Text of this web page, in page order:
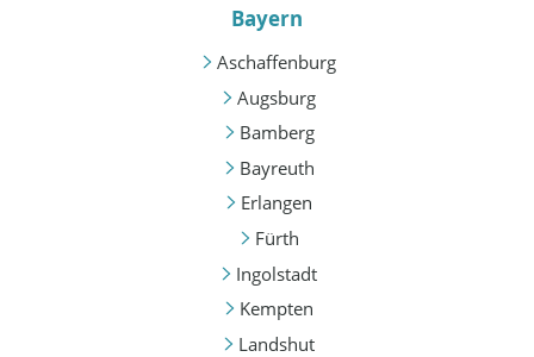
Bayern
Aschaffenburg
Augsburg
Bamberg
Bayreuth
Erlangen
Fürth
Ingolstadt
Kempten
Landshut